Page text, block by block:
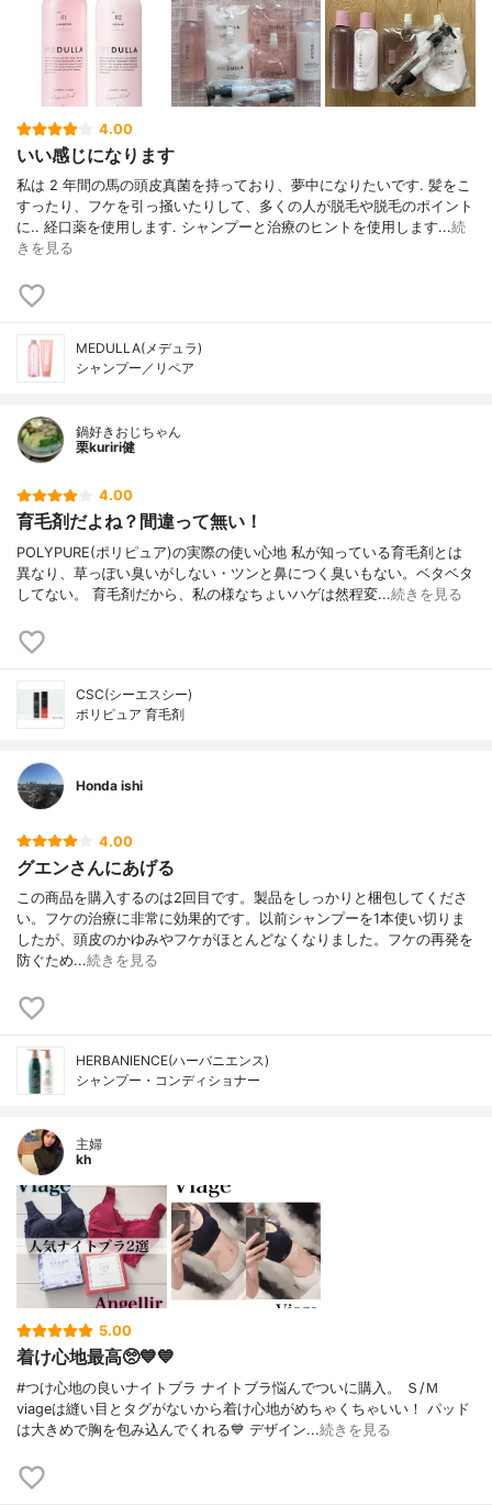
4.00
いい感じになります
私は 2 年間の馬の頭皮真菌を持っており、夢中になりたいです. 髪をこ
すったり、フケを引っ掻いたりして、多くの人が脱毛や脱毛のポイント
に.. 経口薬を使用します. シャンプーと治療のヒントを使用します...続
きを見る
MEDULLA(メデュラ)
シャンプー／リペア
鍋好きおじちゃん
栗kuriri健
4.00
育毛剤だよね？間違って無い！
POLYPURE(ポリピュア)の実際の使い心地 私が知っている育毛剤とは
異なり、草っぽい臭いがしない・ツンと鼻につく臭いもない。ベタベタ
してない。 育毛剤だから、私の様なちょいハゲは然程変...続きを見る
CSC(シーエスシー)
ポリピュア 育毛剤
Honda ishi
4.00
グエンさんにあげる
この商品を購入するのは2回目です。製品をしっかりと梱包してくださ
い。フケの治療に非常に効果的です。以前シャンプーを1本使い切りま
したが、頭皮のかゆみやフケがほとんどなくなりました。フケの再発を
防ぐため...続きを見る
HERBANIENCE(ハーバニエンス)
シャンプー・コンディショナー
主婦
kh
5.00
着け心地最高🥺💙💙
#つけ心地の良いナイトブラ ナイトブラ悩んでついに購入。 Ｓ/Ｍ
viageは縫い目とタグがないから着け心地がめちゃくちゃいい！ パッド
は大きめで胸を包み込んでくれる💙 デザイン...続きを見る